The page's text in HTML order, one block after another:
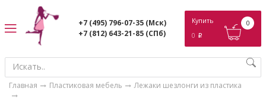
+7 (495) 796-07-35 (Мск)
+7 (812) 643-21-85 (СПб)
Купить
0 p
0
Главная Пластиковая мебель Лежаки шезлонги из пластика